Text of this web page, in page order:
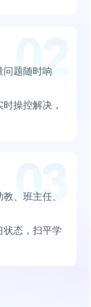
问题随时响
操控解决，
、班主任、
状态，扫平学